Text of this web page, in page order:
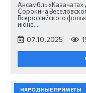
Ансамбль «Казачата»
Сорокина
Всероссийского
июне…
07.10.2025
НАРОДНЫЕ ПРИМЕТЫ